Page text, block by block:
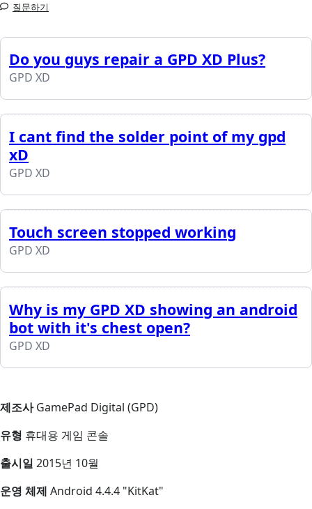
질문하기
Do you guys repair a GPD XD Plus?
GPD XD
I cant find the solder point of my gpd
xD
GPD XD
Touch screen stopped working
GPD XD
Why is my GPD XD showing an android
bot with it's chest open?
GPD XD
제조사GamePad Digital (GPD)
유형 휴대용 게임 콘솔
출시일 2015년 10월
운영 체제 Android 4.4.4 "KitKat"